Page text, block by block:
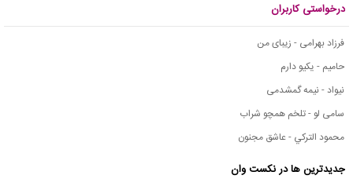
درخواستی کاربران
فرزاد بهرامی - زیبای من
حامیم - یکیو دارم
نیواد - نیمه گمشدمی
سامی لو - تلخم همچو شراب
محمود التركي - عاشق مجنون
جدیدترین ها در نکست وان